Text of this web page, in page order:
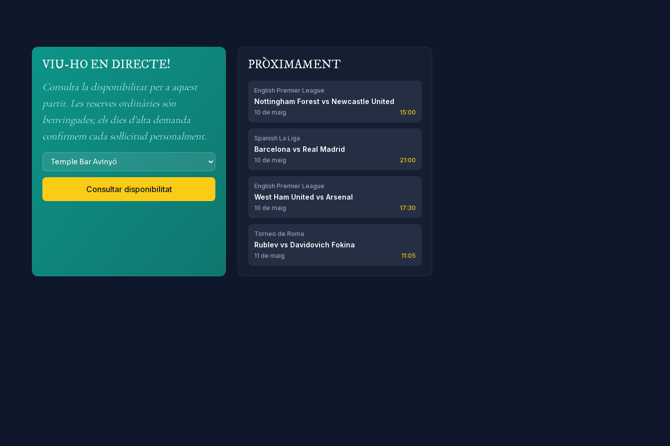
VIU-HO EN DIRECTE!
Consulta la disponibilitat per a aquest
partit. Les reserves ordinàries són
benvingudes; els dies d'alta demanda
confirmem cada sol·licitud personalment.
Consultar disponibilitat
PRÒXIMAMENT
English Premier League
Nottingham Forest vs Newcastle United
10 de maig 15:00
Spanish La Liga
Barcelona vs Real Madrid
10 de maig 21:00
English Premier League
West Ham United vsArsenal
10 de maig 17:30
Torneo de Roma
Rublev vs Davidovich Fokina
11 de maig 11:05